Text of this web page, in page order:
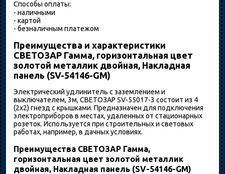
Способы оплаты:
- наличными
- картой
- безналичным платежом
Преимущества и характеристики
СВЕТОЗАР Гамма, горизонтальная цвет
золотой металлик двойная, Накладная
панель (SV-54146-GM)
Электрический удлинитель с заземлением и
выключателем, 3м, СВЕТОЗАР SV-55017-3 состоит из 4
(2х2) гнезд с крышками. Предназначен для подключения
электроприборов в местах, удаленных от стационарных
розеток. Используется при строительных и световых
работах, например, в дачных условиях.
Преимущества СВЕТОЗАР Гамма,
горизонтальная цвет золотой металлик
двойная, Накладная панель (SV-54146-GM)